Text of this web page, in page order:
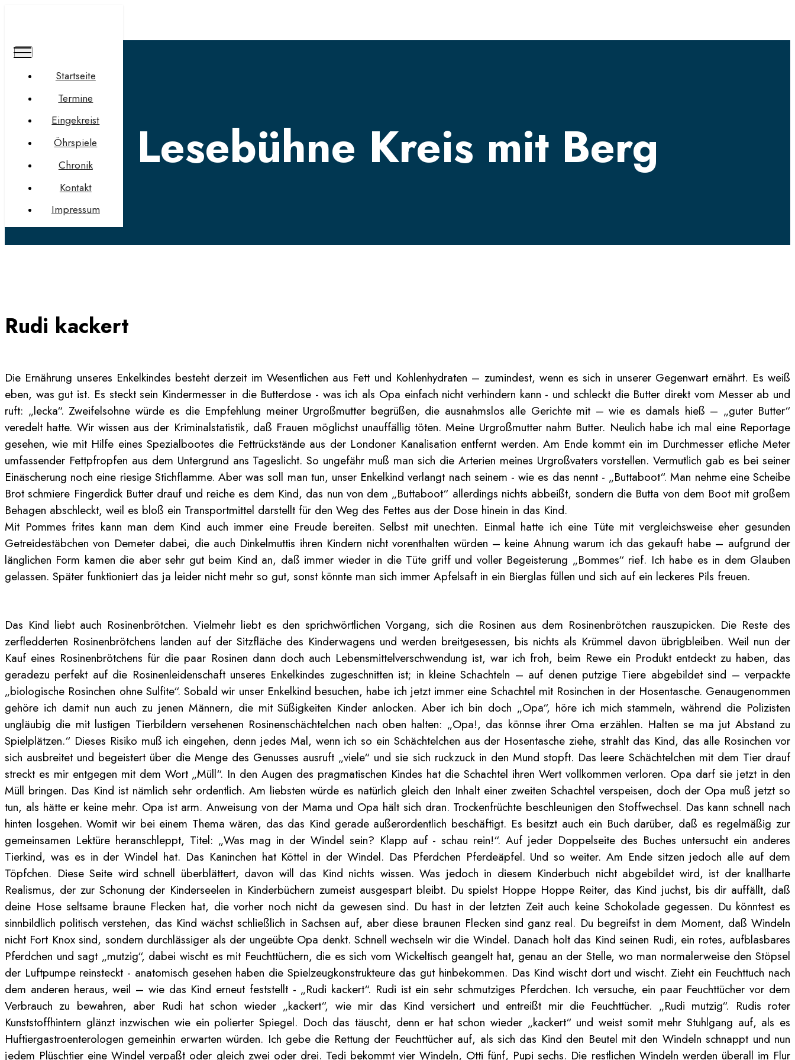
Startseite
Termine
Eingekreist
Öhrspiele
Chronik
Kontakt
Impressum
Lesebühne Kreis mit Berg
Rudi kackert
Die Ernährung unseres Enkelkindes besteht derzeit im Wesentlichen aus Fett und Kohlenhydraten – zumindest, wenn es sich in unserer Gegenwart ernährt. Es weiß
eben, was gut ist. Es steckt sein Kindermesser in die Butterdose - was ich als Opa einfach nicht verhindern kann - und schleckt die Butter direkt vom Messer ab und
ruft: „lecka“. Zweifelsohne würde es die Empfehlung meiner Urgroßmutter begrüßen, die ausnahmslos alle Gerichte mit – wie es damals hieß – „guter Butter“
veredelt hatte. Wir wissen aus der Kriminalstatistik, daß Frauen möglichst unauffällig töten. Meine Urgroßmutter nahm Butter. Neulich habe ich mal eine Reportage
gesehen, wie mit Hilfe eines Spezialbootes die Fettrückstände aus der Londoner Kanalisation entfernt werden. Am Ende kommt ein im Durchmesser etliche Meter
umfassender Fettpfropfen aus dem Untergrund ans Tageslicht. So ungefähr muß man sich die Arterien meines Urgroßvaters vorstellen. Vermutlich gab es bei seiner
Einäscherung noch eine riesige Stichflamme. Aber was soll man tun, unser Enkelkind verlangt nach seinem - wie es das nennt - „Buttaboot“. Man nehme eine Scheibe
Brot schmiere Fingerdick Butter drauf und reiche es dem Kind, das nun von dem „Buttaboot“ allerdings nichts abbeißt, sondern die Butta von dem Boot mit großem
Behagen abschleckt, weil es bloß ein Transportmittel darstellt für den Weg des Fettes aus der Dose hinein in das Kind.
Mit Pommes frites kann man dem Kind auch immer eine Freude bereiten. Selbst mit unechten. Einmal hatte ich eine Tüte mit vergleichsweise eher gesunden
Getreidestäbchen von Demeter dabei, die auch Dinkelmuttis ihren Kindern nicht vorenthalten würden – keine Ahnung warum ich das gekauft habe – aufgrund der
länglichen Form kamen die aber sehr gut beim Kind an, daß immer wieder in die Tüte griff und voller Begeisterung „Bommes“ rief. Ich habe es in dem Glauben
gelassen. Später funktioniert das ja leider nicht mehr so gut, sonst könnte man sich immer Apfelsaft in ein Bierglas füllen und sich auf ein leckeres Pils freuen.
Das Kind liebt auch Rosinenbrötchen. Vielmehr liebt es den sprichwörtlichen Vorgang, sich die Rosinen aus dem Rosinenbrötchen rauszupicken. Die Reste des
zerfledderten Rosinenbrötchens landen auf der Sitzfläche des Kinderwagens und werden breitgesessen, bis nichts als Krümmel davon übrigbleiben. Weil nun der
Kauf eines Rosinenbrötchens für die paar Rosinen dann doch auch Lebensmittelverschwendung ist, war ich froh, beim Rewe ein Produkt entdeckt zu haben, das
geradezu perfekt auf die Rosinenleidenschaft unseres Enkelkindes zugeschnitten ist; in kleine Schachteln – auf denen putzige Tiere abgebildet sind – verpackte
„biologische Rosinchen ohne Sulfite“. Sobald wir unser Enkelkind besuchen, habe ich jetzt immer eine Schachtel mit Rosinchen in der Hosentasche. Genaugenommen
gehöre ich damit nun auch zu jenen Männern, die mit Süßigkeiten Kinder anlocken. Aber ich bin doch „Opa“, höre ich mich stammeln, während die Polizisten
ungläubig die mit lustigen Tierbildern versehenen Rosinenschächtelchen nach oben halten: „Opa!, das könnse ihrer Oma erzählen. Halten se ma jut Abstand zu
Spielplätzen.“ Dieses Risiko muß ich eingehen, denn jedes Mal, wenn ich so ein Schächtelchen aus der Hosentasche ziehe, strahlt das Kind, das alle Rosinchen vor
sich ausbreitet und begeistert über die Menge des Genusses ausruft „viele“ und sie sich ruckzuck in den Mund stopft. Das leere Schächtelchen mit dem Tier drauf
streckt es mir entgegen mit dem Wort „Müll“. In den Augen des pragmatischen Kindes hat die Schachtel ihren Wert vollkommen verloren. Opa darf sie jetzt in den
Müll bringen. Das Kind ist nämlich sehr ordentlich. Am liebsten würde es natürlich gleich den Inhalt einer zweiten Schachtel verspeisen, doch der Opa muß jetzt so
tun, als hätte er keine mehr. Opa ist arm. Anweisung von der Mama und Opa hält sich dran. Trockenfrüchte beschleunigen den Stoffwechsel. Das kann schnell nach
hinten losgehen. Womit wir bei einem Thema wären, das das Kind gerade außerordentlich beschäftigt. Es besitzt auch ein Buch darüber, daß es regelmäßig zur
gemeinsamen Lektüre heranschleppt, Titel: „Was mag in der Windel sein? Klapp auf - schau rein!“. Auf jeder Doppelseite des Buches untersucht ein anderes
Tierkind, was es in der Windel hat. Das Kaninchen hat Köttel in der Windel. Das Pferdchen Pferdeäpfel. Und so weiter. Am Ende sitzen jedoch alle auf dem
Töpfchen. Diese Seite wird schnell überblättert, davon will das Kind nichts wissen. Was jedoch in diesem Kinderbuch nicht abgebildet wird, ist der knallharte
Realismus, der zur Schonung der Kinderseelen in Kinderbüchern zumeist ausgespart bleibt. Du spielst Hoppe Hoppe Reiter, das Kind juchst, bis dir auffällt, daß
deine Hose seltsame braune Flecken hat, die vorher noch nicht da gewesen sind. Du hast in der letzten Zeit auch keine Schokolade gegessen. Du könntest es
sinnbildlich politisch verstehen, das Kind wächst schließlich in Sachsen auf, aber diese braunen Flecken sind ganz real. Du begreifst in dem Moment, daß Windeln
nicht Fort Knox sind, sondern durchlässiger als der ungeübte Opa denkt. Schnell wechseln wir die Windel. Danach holt das Kind seinen Rudi, ein rotes, aufblasbares
Pferdchen und sagt „mutzig“, dabei wischt es mit Feuchttüchern, die es sich vom Wickeltisch geangelt hat, genau an der Stelle, wo man normalerweise den Stöpsel
der Luftpumpe reinsteckt - anatomisch gesehen haben die Spielzeugkonstrukteure das gut hinbekommen. Das Kind wischt dort und wischt. Zieht ein Feuchttuch nach
dem anderen heraus, weil – wie das Kind erneut feststellt - „Rudi kackert“. Rudi ist ein sehr schmutziges Pferdchen. Ich versuche, ein paar Feuchttücher vor dem
Verbrauch zu bewahren, aber Rudi hat schon wieder „kackert“, wie mir das Kind versichert und entreißt mir die Feuchttücher. „Rudi mutzig“. Rudis roter
Kunststoffhintern glänzt inzwischen wie ein polierter Spiegel. Doch das täuscht, denn er hat schon wieder „kackert“ und weist somit mehr Stuhlgang auf, als es
Huftiergastroenterologen gemeinhin erwarten würden. Ich gebe die Rettung der Feuchttücher auf, als sich das Kind den Beutel mit den Windeln schnappt und nun
jedem Plüschtier eine Windel verpaßt oder gleich zwei oder drei. Tedi bekommt vier Windeln, Otti fünf, Pupi sechs. Die restlichen Windeln werden überall im Flur